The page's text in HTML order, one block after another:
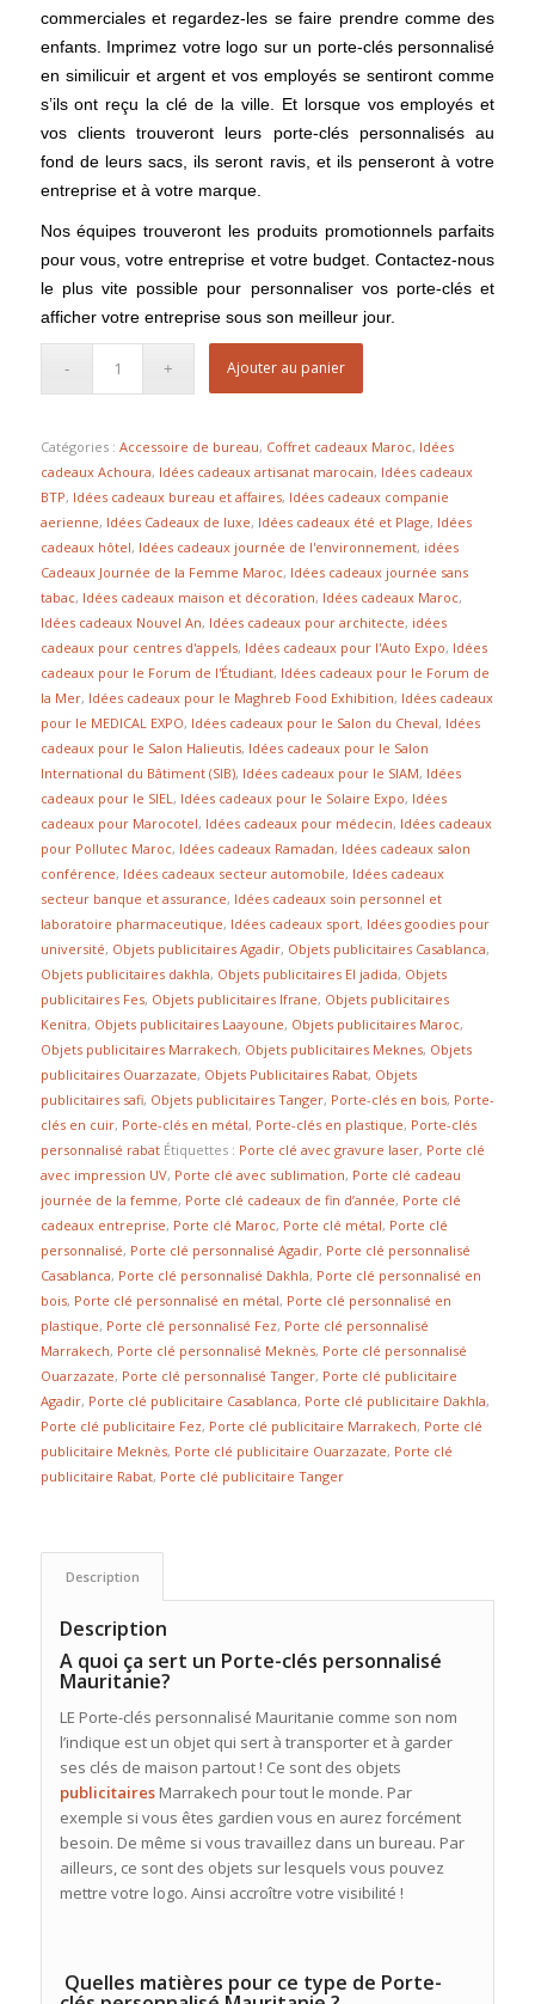
commerciales et regardez-les se faire prendre comme des
enfants. Imprimez votre logo sur un porte-clés personnalisé
en similicuir et argent et vos employés se sentiront comme
s’ils ont reçu la clé de la ville. Et lorsque vos employés et
vos clients trouveront leurs porte-clés personnalisés au
fond de leurs sacs, ils seront ravis, et ils penseront à votre
entreprise et à votre marque.
Nos équipes trouveront les produits promotionnels parfaits
pour vous, votre entreprise et votre budget. Contactez-nous
le plus vite possible pour personnaliser vos porte-clés et
afficher votre entreprise sous son meilleur jour.
Ajouter au panier
Catégories : Accessoire de bureau, Coffret cadeaux Maroc, Idées
cadeaux Achoura, Idées cadeaux artisanat marocain, Idées cadeaux
BTP, Idées cadeaux bureau et affaires, Idées cadeaux companie
aerienne, Idées Cadeaux de luxe, Idées cadeaux été et Plage, Idées
cadeaux hôtel, Idées cadeaux journée de l'environnement, idées
Cadeaux Journée de la Femme Maroc, Idées cadeaux journée sans
tabac, Idées cadeaux maison et décoration, Idées cadeaux Maroc,
Idées cadeaux Nouvel An, Idées cadeaux pour architecte, idées
cadeaux pour centres d'appels, Idées cadeaux pour l'Auto Expo, Idées
cadeaux pour le Forum de l'Étudiant, Idées cadeaux pour le Forum de
la Mer, Idées cadeaux pour le Maghreb Food Exhibition, Idées cadeaux
pour le MEDICAL EXPO, Idées cadeaux pour le Salon du Cheval, Idées
cadeaux pour le Salon Halieutis, Idées cadeaux pour le Salon
International du Bâtiment (SIB), Idées cadeaux pour le SIAM, Idées
cadeaux pour le SIEL , Idées cadeaux pour le Solaire Expo, Idées
cadeaux pour Marocotel, Idées cadeaux pour médecin, Idées cadeaux
pour Pollutec Maroc, Idées cadeaux Ramadan, Idées cadeaux salon
conférence, Idées cadeaux secteur automobile, Idées cadeaux
secteur banque et assurance, Idées cadeaux soin personnel et
laboratoire pharmaceutique, Idées cadeaux sport, Idées goodies pour
université, Objets publicitaires Agadir, Objets publicitaires Casablanca,
Objets publicitaires dakhla, Objets publicitaires El jadida, Objets
publicitaires Fes, Objets publicitaires Ifrane, Objets publicitaires
Kenitra, Objets publicitaires Laayoune, Objets publicitaires Maroc,
Objets publicitaires Marrakech, Objets publicitaires Meknes, Objets
publicitaires Ouarzazate, Objets Publicitaires Rabat, Objets
publicitaires safi, Objets publicitaires Tanger, Porte-clés en bois, Porte-
clés en cuir, Porte-clés en métal, Porte-clés en plastique, Porte-clés
personnalisé rabat Étiquettes : Porte clé avec gravure laser, Porte clé
avec impression UV, Porte clé avec sublimation, Porte clé cadeau
journée de la femme, Porte clé cadeaux de fin d’année, Porte clé
cadeaux entreprise, Porte clé Maroc, Porte clé métal, Porte clé
personnalisé, Porte clé personnalisé Agadir, Porte clé personnalisé
Casablanca, Porte clé personnalisé Dakhla, Porte clé personnalisé en
bois, Porte clé personnalisé en métal, Porte clé personnalisé en
plastique, Porte clé personnalisé Fez, Porte clé personnalisé
Marrakech, Porte clé personnalisé Meknès, Porte clé personnalisé
Ouarzazate, Porte clé personnalisé Tanger, Porte clé publicitaire
Agadir, Porte clé publicitaire Casablanca, Porte clé publicitaire Dakhla,
Porte clé publicitaire Fez, Porte clé publicitaire Marrakech, Porte clé
publicitaire Meknès, Porte clé publicitaire Ouarzazate, Porte clé
publicitaire Rabat, Porte clé publicitaire Tanger
Description
Description
A quoi ça sert un Porte-clés personnalisé
Mauritanie?
LE Porte-clés personnalisé Mauritanie comme son nom
l’indique est un objet qui sert à transporter et à garder
ses clés de maison partout ! Ce sont des objets
publicitairesMarrakech pour tout le monde. Par
exemple si vous êtes gardien vous en aurez forcément
besoin. De même si vous travaillez dans un bureau. Par
ailleurs, ce sont des objets sur lesquels vous pouvez
mettre votre logo. Ainsi accroître votre visibilité !
Quelles matières pour ce type de Porte-